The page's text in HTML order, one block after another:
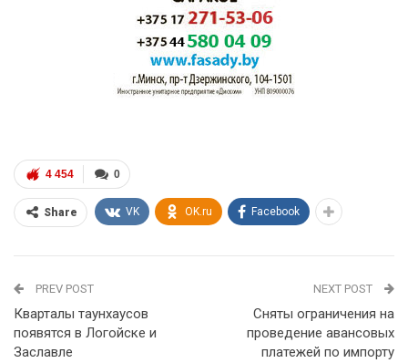
0
4 454
Share VK OK.ru Facebook
PREV POST
Кварталы таунхаусов
появятся в Логойске и
Заславле
NEXT POST
Сняты ограничения на
проведение авансовых
платежей по импорту